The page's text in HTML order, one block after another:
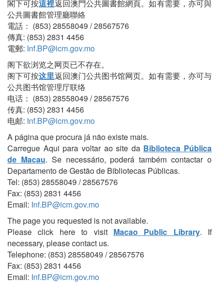
閣下可按這裡返回澳門公共圖書館網頁。如有需要，亦可與
公共圖書館管理廳聯絡
電話： (853) 28558049 / 28567576
傳真: (853) 2831 4456
電郵: Inf.BP@icm.gov.mo
阁下欲浏览之网页已不存在。
阁下可按这里返回澳门公共图书馆网页。如有需要，亦可与
公共图书馆管理厅联络
电话： (853) 28558049 / 28567576
传真: (853) 2831 4456
电邮: Inf.BP@icm.gov.mo
A página que procura já não existe mais.
Carregue Aqui para voltar ao site da Biblioteca Pública
de Macau. Se necessário, poderá também contactar o
Departamento de Gestão de Bibliotecas Públicas.
Tel: (853) 28558049 / 28567576
Fax: (853) 2831 4456
Email: Inf.BP@icm.gov.mo
The page you requested is not available.
Please click here to visit Macao Public Library. If
necessary, please contact us.
Telephone: (853) 28558049 / 28567576
Fax: (853) 2831 4456
Email: Inf.BP@icm.gov.mo